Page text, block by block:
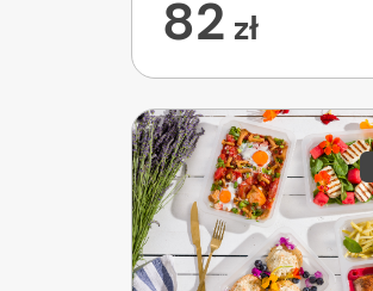
82 zł